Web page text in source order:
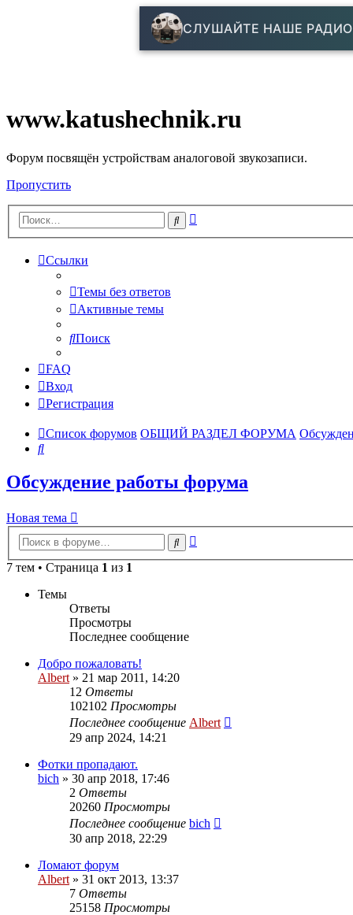
СЛУШАЙТЕ НАШЕ РАДИО
www.katushechnik.ru
Форум посвящён устройствам аналоговой звукозаписи.
Пропустить
Поиск
Ссылки
Темы без ответов
Активные темы
Поиск
FAQ
Вход
Регистрация
Список форумов ОБЩИЙ РАЗДЕЛ ФОРУМА
Поиск
Обсуждение работы форума
Новая тема
Поиск
7 тем • Страница 1 из 1
Темы
Ответы
Просмотры
Последнее сообщение
Добро пожаловать!
Albert » 21 мар 2011, 14:20
12 Ответы
102102 Просмотры
Последнее сообщение Albert
29 апр 2024, 14:21
Фотки пропадают.
bich » 30 апр 2018, 17:46
2 Ответы
20260 Просмотры
Последнее сообщение bich
30 апр 2018, 22:29
Ломают форум
Albert » 31 окт 2013, 13:37
7 Ответы
25158 Просмотры